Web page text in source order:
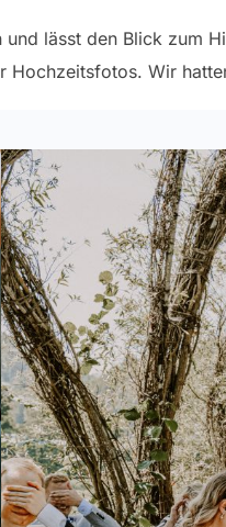
lässt den Blick zum
Wir